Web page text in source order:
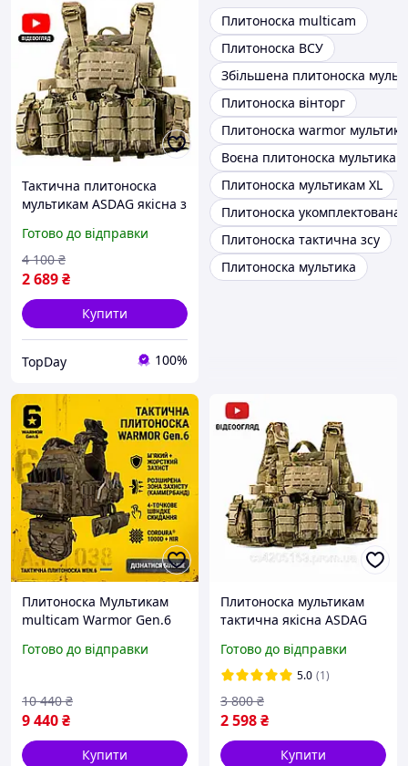
Тактична плитоноска
мультикам ASDAG якісна з
швидкого скидання
multicam військова
армійська
Готово до відправки
2 689₴
4 100 ₴
Купити
TopDay 100%
Плитоноска multicam
Плитоноска ВСУ
Збільшена плитоноска
Плитоноска вінторг
Плитоноска warmor
Воєна плитоноска мультикам
Плитоноска мультикам XL
Плитоноска укомплектована
Плитоноска тактична зсу
Плитоноска мультика
Плитоноска Мультикам
multicam Warmor Gen.6
набором підсумків
Готово до відправки
9 440₴
10 440 ₴
Купити
Плитоноска мультикам
тактична якісна ASDAG
швидкого скидання з
підсумками
Готово до відправки
5.0 (1)
2 598₴
3 800 ₴
Купити